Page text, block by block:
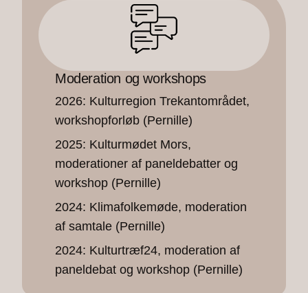
Moderation og workshops
2026: Kulturregion Trekantområdet,
workshopforløb (Pernille)
2025: Kulturmødet Mors,
moderationer af paneldebatter og
workshop (Pernille)
2024: Klimafolkemøde, moderation
af samtale (Pernille)
2024: Kulturtræf24, moderation af
paneldebat og workshop (Pernille)